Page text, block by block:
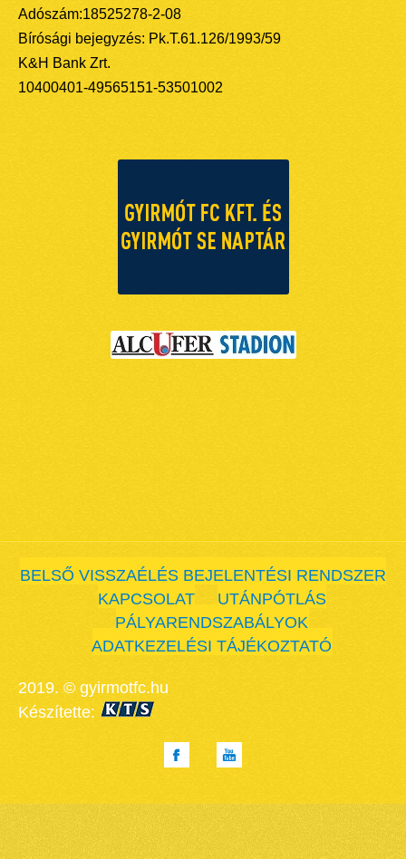
Adószám:18525278-2-08
Bírósági bejegyzés: Pk.T.61.126/1993/59
K&H Bank Zrt.
10400401-49565151-53501002
BELSŐ VISSZAÉLÉS BEJELENTÉSI RENDSZER
KAPCSOLAT
UTÁNPÓTLÁS
PÁLYARENDSZABÁLYOK
ADATKEZELÉSI TÁJÉKOZTATÓ
2019. © gyirmotfc.hu
Készítette: